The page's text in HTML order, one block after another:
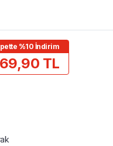
%10 İndirim
TL